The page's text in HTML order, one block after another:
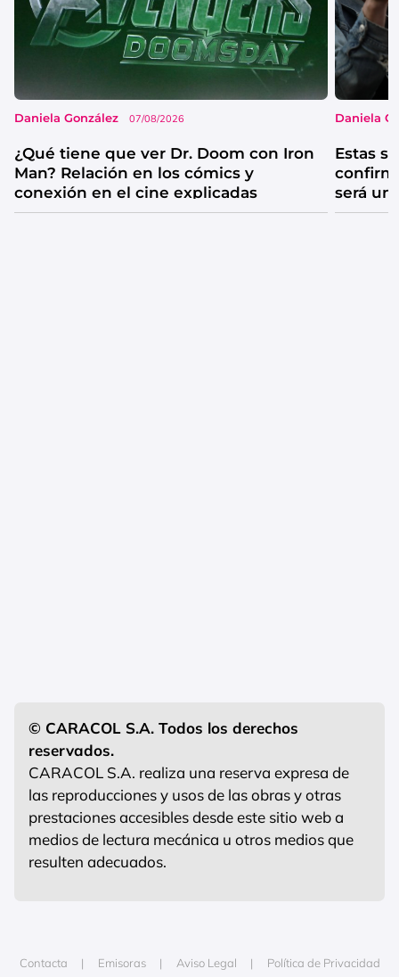
Daniela González 07/08/2026
¿Qué tiene que ver Dr. Doom con Iron
Man? Relación en los cómics y
conexión en el cine explicadas
Daniela
Estas
será
© CARACOL S.A. Todos los derechos
reservados.
CARACOL S.A. realiza una reserva expresa de
las reproducciones y usos de las obras y otras
prestaciones accesibles desde este sitio web a
medios de lectura mecánica u otros medios que
resulten adecuados.
Contacta Emisoras Aviso Legal Política de Privacidad